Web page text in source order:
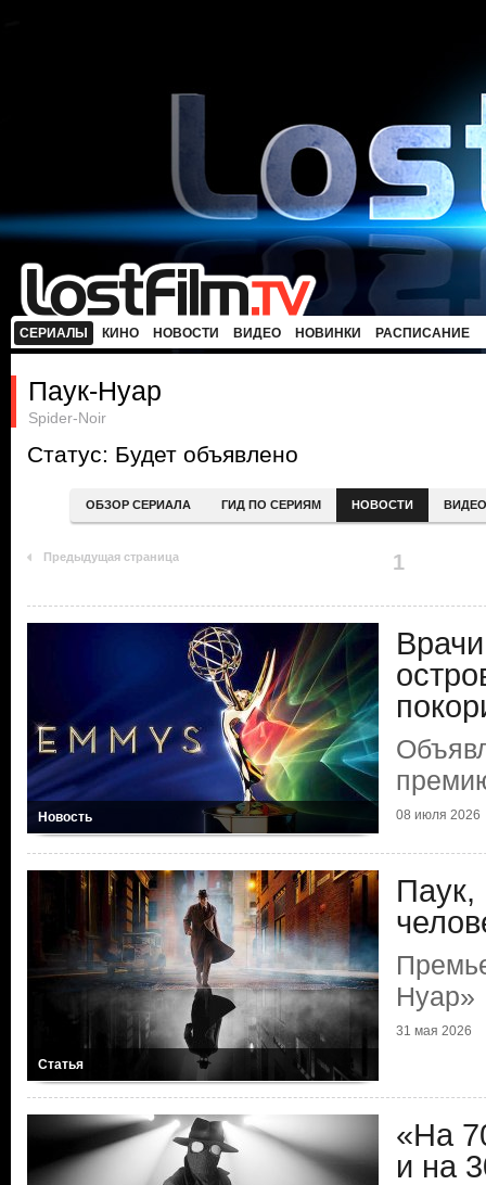
СЕРИАЛЫ КИНО НОВОСТИ ВИДЕО НОВИНКИ РАСПИСАНИЕ
Паук-Нуар
Spider-Noir
Статус: Будет объявлено
ОБЗОР СЕРИАЛА ГИД ПО СЕРИЯМ НОВОСТИ ВИДЕО
Предыдущая страница 1
Новость 08 июля 2026
Статья
Нуар»
31 мая 2026
«На
и на